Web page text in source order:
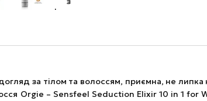
за тілом та волоссям, приємна, не
Orgie – Sensfeel Seduction Elixir 10 in 1 for